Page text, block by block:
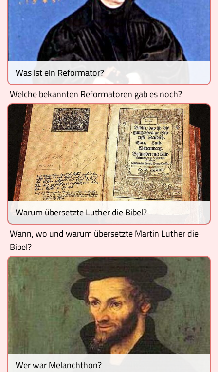
Was ist ein Reformator?
Welche bekannten Reformatoren gab es noch?
Warum übersetzte Luther die Bibel?
Wann, wo und warum übersetzte Martin Luther die
Bibel?
Wer war Melanchthon?